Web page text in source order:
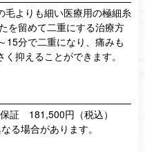
毛よりも細い医療用の極細糸
を留めて二重にする治療方
15分で二重になり、痛みも
抑えることができます。
証 181,500円（税込）
る場合があります。